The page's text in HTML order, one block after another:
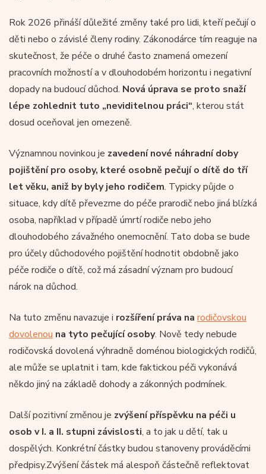
Rok 2026 přináší důležité změny také pro lidi, kteří pečují o
děti nebo o závislé členy rodiny. Zákonodárce tím reaguje na
skutečnost, že péče o druhé často znamená omezení
pracovních možností a v dlouhodobém horizontu i negativní
dopady na budoucí důchod. Nová úprava se proto snaží
lépe zohlednit tuto „neviditelnou práci“, kterou stát
dosud oceňoval jen omezeně.
Významnou novinkou je zavedení nové náhradní doby
pojištění pro osoby, které osobně pečují o dítě do tří
let věku, aniž by byly jeho rodičem. Typicky půjde o
situace, kdy dítě převezme do péče prarodič nebo jiná blízká
osoba, například v případě úmrtí rodiče nebo jeho
dlouhodobého závažného onemocnění. Tato doba se bude
pro účely důchodového pojištění hodnotit obdobně jako
péče rodiče o dítě, což má zásadní význam pro budoucí
nárok na důchod.
Na tuto změnu navazuje i rozšíření práva na rodičovskou
dovolenou na tyto pečující osoby. Nově tedy nebude
rodičovská dovolená výhradně doménou biologických rodičů,
ale může se uplatnit i tam, kde faktickou péči vykonává
někdo jiný na základě dohody a zákonných podmínek.
Další pozitivní změnou je zvýšení příspěvku na péči u
osob v I. a II. stupni závislosti, a to jak u dětí, tak u
dospělých. Konkrétní částky budou stanoveny prováděcími
předpisy.Zvýšení částek má alespoň částečně reflektovat